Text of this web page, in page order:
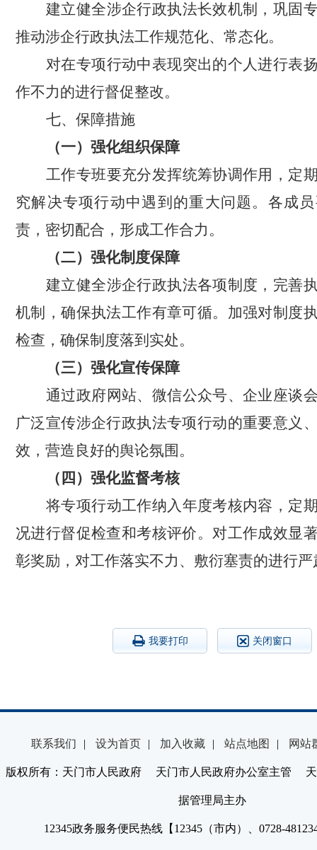
建立健全涉企行政执法长效机制，巩固
推动涉企行政执法工作规范化、常态化。
对在专项行动中表现突出的个人进行表
作不力的进行督促整改。
七、保障措施
（一）强化组织保障
工作专班要充分发挥统筹协调作用，定
究解决专项行动中遇到的重大问题。各成
责，密切配合，形成工作合力。
（二）强化制度保障
建立健全涉企行政执法各项制度，完善
机制，确保执法工作有章可循。加强对制度
检查，确保制度落到实处。
（三）强化宣传保障
通过政府网站、微信公众号、企业座谈
广泛宣传涉企行政执法专项行动的重要意义
效，营造良好的舆论氛围。
（四）强化监督考核
将专项行动工作纳入年度考核内容，定
况进行督促检查和考核评价。对工作成效显
彰奖励，对工作落实不力、敷衍塞责的进行严
我要打印 关闭窗口
联系我们 | 设为首页 | 加入收藏 | 站点地图 | 网站
版权所有：天门市人民政府 天门市人民政府办公室主管 天
据管理局主办
12345政务服务便民热线【12345（市内）、0728-